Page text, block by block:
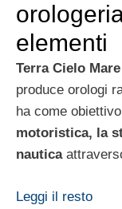
elementi
Terra Cielo Mare
produce orologi
ha come
motoristica, la
nautica
Leggi il resto